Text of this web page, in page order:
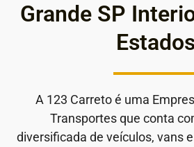
Grande SP
A 123 Carreto é uma
Transportes que conta
diversificada de veículos, vans